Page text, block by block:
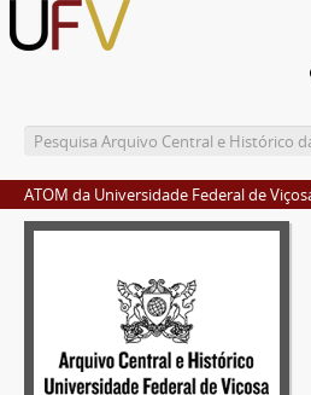
ATOM da Universidade Federal de